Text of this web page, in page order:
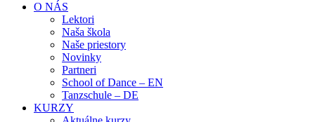
O NÁS
Lektori
Naša škola
Naše priestory
Novinky
Partneri
School of Dance – EN
Tanzschule – DE
KURZY